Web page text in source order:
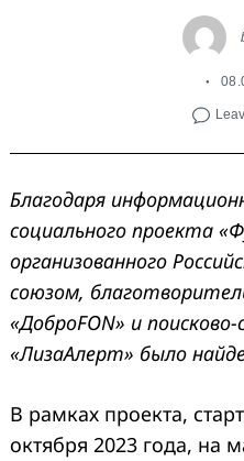
Благодаря
социального проекта
организованного
союзом,
«ДоброFON» и
«ЛизаАлерт» было
В рамках проекта,
октября 2023 года, на
for: